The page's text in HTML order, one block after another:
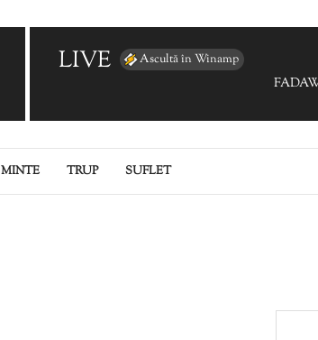
LIVE Ascultă în Winamp
MINTE TRUP SUFLET